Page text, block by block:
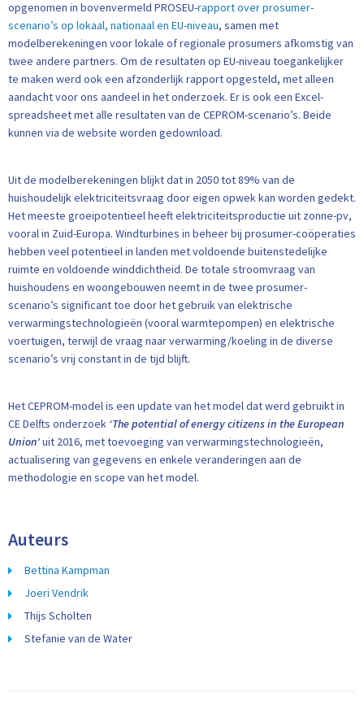
opgenomen in bovenvermeld PROSEU-rapport over prosumer-
scenario’s op lokaal, nationaal en EU-niveau, samen met
modelberekeningen voor lokale of regionale prosumers afkomstig van
twee andere partners. Om de resultaten op EU-niveau toegankelijker
te maken werd ook een afzonderlijk rapport opgesteld, met alleen
aandacht voor ons aandeel in het onderzoek. Er is ook een Excel-
spreadsheet met alle resultaten van de CEPROM-scenario’s. Beide
kunnen via de website worden gedownload.
Uit de modelberekeningen blijkt dat in 2050 tot 89% van de
huishoudelijk elektriciteitsvraag door eigen opwek kan worden gedekt.
Het meeste groeipotentieel heeft elektriciteitsproductie uit zonne-pv,
vooral in Zuid-Europa. Windturbines in beheer bij prosumer-coöperaties
hebben veel potentieel in landen met voldoende buitenstedelijke
ruimte en voldoende winddichtheid. De totale stroomvraag van
huishoudens en woongebouwen neemt in de twee prosumer-
scenario’s significant toe door het gebruik van elektrische
verwarmingstechnologieën (vooral warmtepompen) en elektrische
voertuigen, terwijl de vraag naar verwarming/koeling in de diverse
scenario’s vrij constant in de tijd blijft.
Het CEPROM-model is een update van het model dat werd gebruikt in
CE Delfts onderzoek ‘The potential of energy citizens in the European
Union’uit 2016, met toevoeging van verwarmingstechnologieën,
actualisering van gegevens en enkele veranderingen aan de
methodologie en scope van het model.
Auteurs
Bettina Kampman
Joeri Vendrik
Thijs Scholten
Stefanie van de Water